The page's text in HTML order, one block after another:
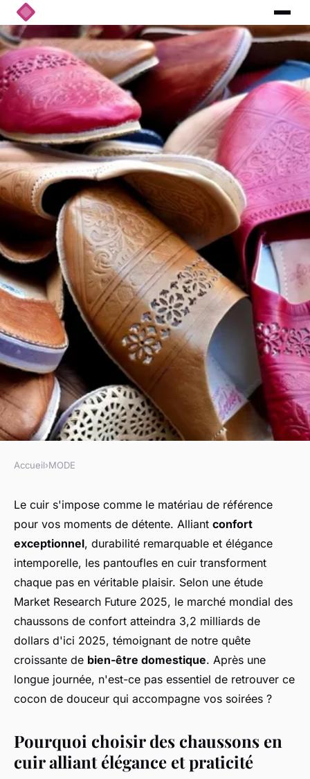
Pantoufle cuir : le confort stylé
qui vous attend à la maison
admin•19 novembre 2025•6 min de lecture
Accueil›MODE
Le cuir s'impose comme le matériau de référence
pour vos moments de détente. Alliant confort
exceptionnel, durabilité remarquable et élégance
intemporelle, les pantoufles en cuir transforment
chaque pas en véritable plaisir. Selon une étude
Market Research Future 2025, le marché mondial des
chaussons de confort atteindra 3,2 milliards de
dollars d'ici 2025, témoignant de notre quête
croissante de bien-être domestique. Après une
longue journée, n'est-ce pas essentiel de retrouver ce
cocon de douceur qui accompagne vos soirées ?
Pourquoi choisir des chaussons en
cuir alliant élégance et praticité